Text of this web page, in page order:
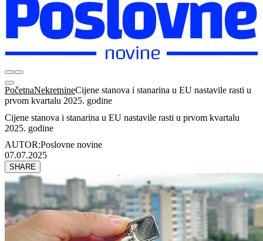
PočetnaNekretnineCijene stanova i stanarina u EU nastavile rasti u
prvom kvartalu 2025. godine
Cijene stanova i stanarina u EU nastavile rasti u prvom kvartalu
2025. godine
AUTOR:Poslovne novine
07.07.2025
SHARE